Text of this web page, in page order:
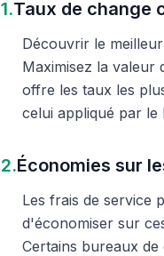
1.Taux de change
Découvrir le
Maximisez la valeur
offre les taux les
celui appliqué par le
2.Économies sur
Les frais de service
d'économiser sur
Certains bureaux